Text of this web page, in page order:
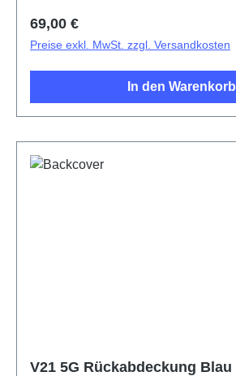
Regulärer Preis:
69,00 €
Preise exkl. MwSt. zzgl. Versandkosten
In den Warenkorb
V21 5G Rückabdeckung Blau